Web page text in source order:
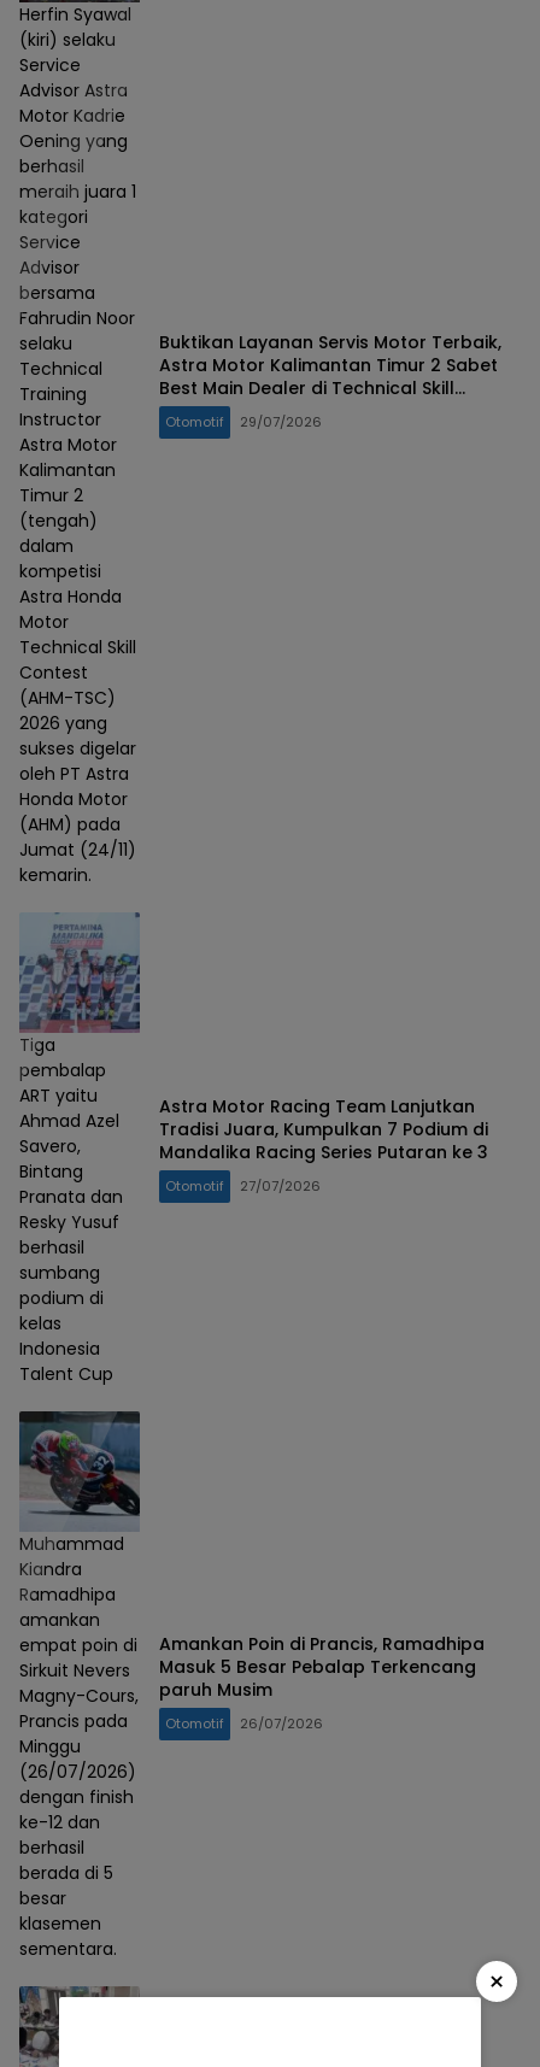
Herfin Syawal
(kiri) selaku
Service
Advisor Astra
Motor Kadrie
Oening yang
berhasil
meraih juara 1
kategori
Service
Advisor
bersama
Fahrudin Noor
selaku
Technical
Training
Instructor
Astra Motor
Kalimantan
Timur 2
(tengah)
dalam
kompetisi
Astra Honda
Motor
Technical Skill
Contest
(AHM-TSC)
2026 yang
sukses digelar
oleh PT Astra
Honda Motor
(AHM) pada
Jumat (24/11)
kemarin.
Buktikan Layanan Servis Motor Terbaik,
Astra Motor Kalimantan Timur 2 Sabet
Best Main Dealer di Technical Skill
Contest 2026
Otomotif 29/07/2026
Tiga
pembalap
ART yaitu
Ahmad Azel
Savero,
Bintang
Pranata dan
Resky Yusuf
berhasil
sumbang
podium di
kelas
Indonesia
Talent Cup
Astra Motor Racing Team Lanjutkan
Tradisi Juara, Kumpulkan 7 Podium di
Mandalika Racing Series Putaran ke 3
Otomotif 27/07/2026
Muhammad
Kiandra
Ramadhipa
amankan
empat poin di
Sirkuit Nevers
Magny-Cours,
Prancis pada
Minggu
(26/07/2026)
dengan finish
ke-12 dan
berhasil
berada di 5
besar
klasemen
sementara.
Amankan Poin di Prancis, Ramadhipa
Masuk 5 Besar Pebalap Terkencang
paruh Musim
Otomotif 26/07/2026
×